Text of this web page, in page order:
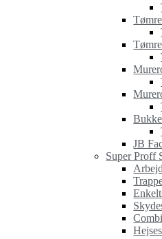
JB
Super Proff